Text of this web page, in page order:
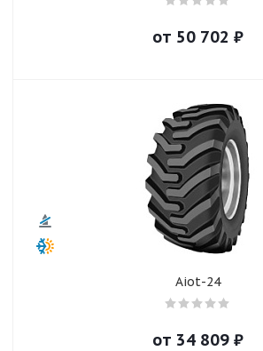
от 50 702 ₽
Aiot-24
от 34 809₽